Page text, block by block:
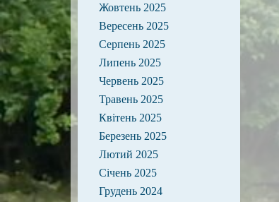
Жовтень 2025
Вересень 2025
Серпень 2025
Липень 2025
Червень 2025
Травень 2025
Квітень 2025
Березень 2025
Лютий 2025
Січень 2025
Грудень 2024